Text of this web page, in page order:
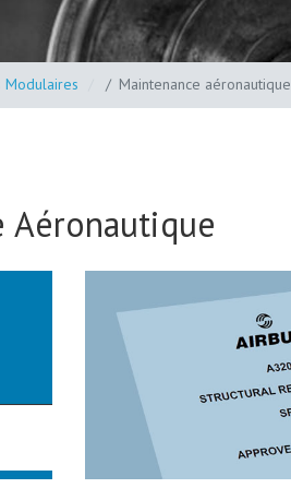
Modulaires Maintenance aéronautique
Aéronautique